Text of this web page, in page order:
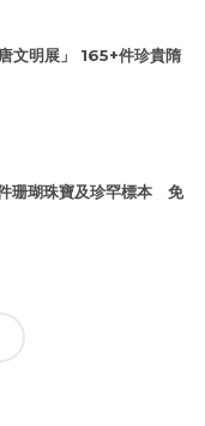
文明展」 165+件珍貴隋
珊瑚珠寶及珍罕標本 免